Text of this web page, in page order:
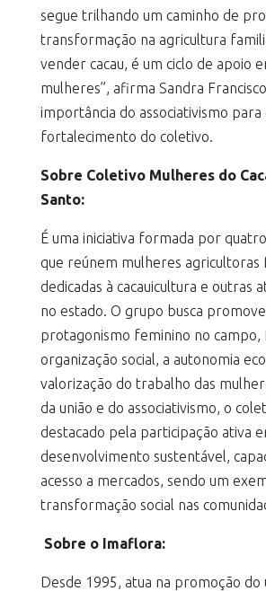
segue trilhando um caminho de
transformação na agricultura
vender cacau, é um ciclo de apoio
mulheres”, afirma Sandra
importância do associativismo para
fortalecimento do coletivo.
Sobre Coletivo Mulheres do
Santo:
É uma iniciativa formada por
que reúnem mulheres agricultoras
dedicadas à cacauicultura e outras
no estado. O grupo busca
protagonismo feminino no campo,
organização social, a autonomia
valorização do trabalho das
da união e do associativismo, o
destacado pela participação ativa
desenvolvimento sustentável,
acesso a mercados, sendo um
transformação social nas
Sobre o Imaflora:
Desde 1995, atua na promoção do